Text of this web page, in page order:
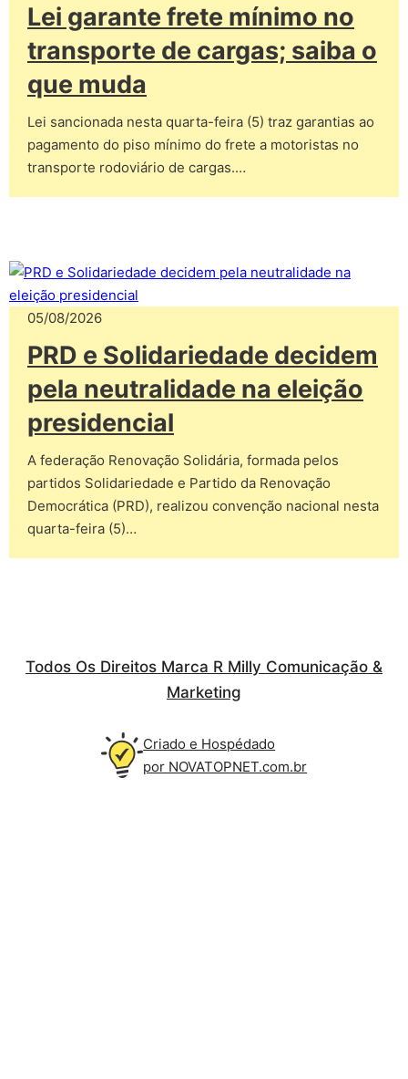
Lei garante frete mínimo no
transporte de cargas; saiba o
que muda
Lei sancionada nesta quarta-feira (5) traz garantias ao
pagamento do piso mínimo do frete a motoristas no
transporte rodoviário de cargas.…
05/08/2026
PRD e Solidariedade decidem
pela neutralidade na eleição
presidencial
A federação Renovação Solidária, formada pelos
partidos Solidariedade e Partido da Renovação
Democrática (PRD), realizou convenção nacional nesta
quarta-feira (5)…
Todos Os Direitos Marca R Milly Comunicação &
Marketing
Criado e Hospédado
por NOVATOPNET.com.br